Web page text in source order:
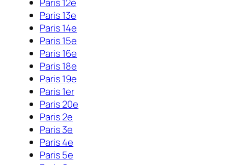
Paris 13e
Paris 14e
Paris 15e
Paris 16e
Paris 18e
Paris 19e
Paris 1er
Paris 20e
Paris 2e
Paris 3e
Paris 4e
Paris 5e